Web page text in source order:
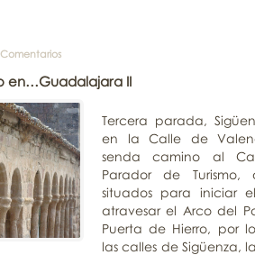
Comentarios
en…Guadalajara II
Tercera parada,
en la Calle de
senda camino al
Parador de Turismo,
situados para iniciar
atravesar el Arco del
Puerta de Hierro, por
las calles de Sigüenza,